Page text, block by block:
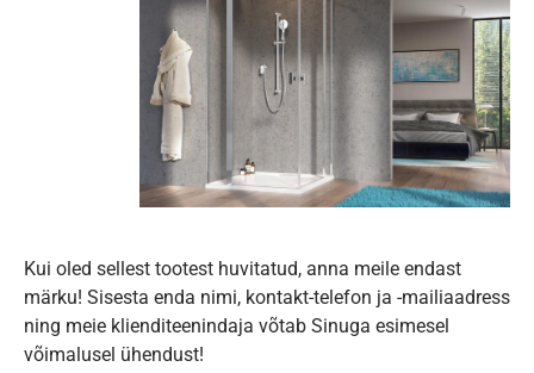
Kui oled sellest tootest huvitatud, anna meile endast
märku! Sisesta enda nimi, kontakt-telefon ja -mailiaadress
ning meie klienditeenindaja võtab Sinuga esimesel
võimalusel ühendust!